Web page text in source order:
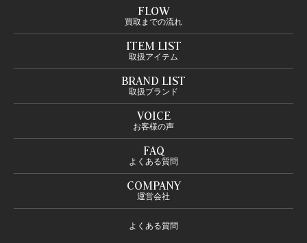
FLOW
買取までの流れ
ITEM LIST
取扱アイテム
BRAND LIST
取扱ブランド
VOICE
お客様の声
FAQ
よくある質問
COMPANY
運営会社
よくある質問